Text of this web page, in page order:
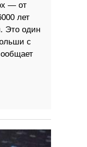
— от
лет
Это один
с